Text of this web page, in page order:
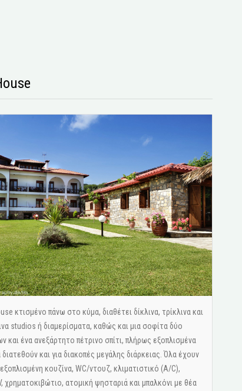
κτισμένο πάνω στο κύμα, διαθέτει δίκλινα, τρίκλινα και
studios ή διαμερίσματα, καθώς και μια σοφίτα δύο
και ένα ανεξάρτητο πέτρινο σπίτι, πλήρως εξοπλισμένα
και για διακοπές μεγάλης διάρκειας. Όλα έχουν
κουζίνα, WC/ντουζ, κλιματιστικό (A/C),
χρηματοκιβώτιο, ατομική ψησταριά και μπαλκόνι με θέα